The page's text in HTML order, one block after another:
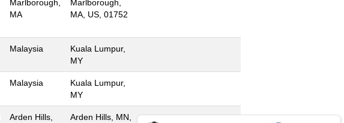
Marlborough,
MA
Marlborough,
MA, US, 01752
Malaysia
Kuala Lumpur,
MY
Malaysia
Kuala Lumpur,
MY
Arden Hills,
Arden Hills, MN,